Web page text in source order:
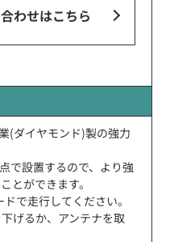
わせはこちら
(ダイヤモンド)製の強力
で設置するので、より強
とができます。
で走行してください。
げるか、アンテナを取